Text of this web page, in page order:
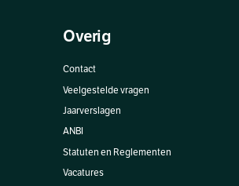
Overig
Contact
Veelgestelde vragen
Jaarverslagen
ANBI
Statuten en Reglementen
Vacatures